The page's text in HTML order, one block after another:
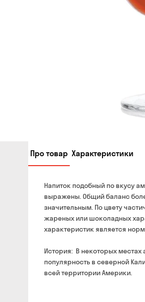
Про товар Характеристики
Напиток подобный по вкусу
выражены. Общий баланс
значительным. По цвету
жареных или шоколадных
характеристик является
История: В некоторых местах
популярность в северной
всей территории Америки.